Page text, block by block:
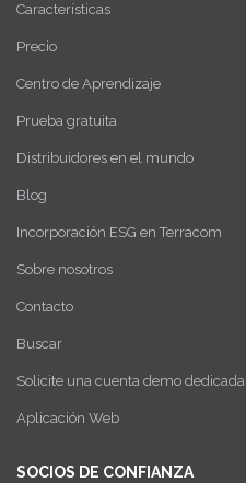
Características
Precio
Centro de Aprendizaje
Prueba gratuita
Distribuidores en el mundo
Blog
Incorporación ESG en Terracom
Sobre nosotros
Contacto
Buscar
Solicite una cuenta demo dedicada
Aplicación Web
SOCIOS DE CONFIANZA